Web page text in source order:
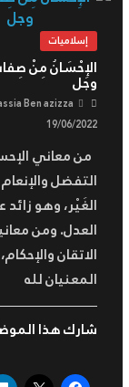
إسلاميات
الإِحْسَانُ مِنْ
وجل
Ben azizza
19/06/2022
من معاني
التفضل
الغَيْر، وهو
العدل. ومن
الاتقان
المعنيان لله
شارك هذا